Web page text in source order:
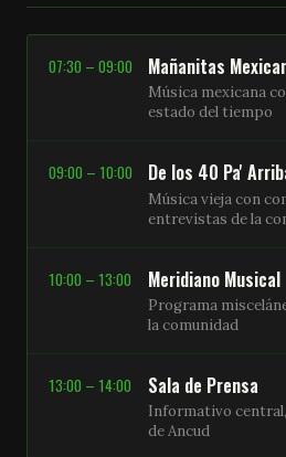
07:30 – 09:00 Mañanitas
Música mexicana
estado del tiempo
09:00 – 10:00 De los 40 Pa'
Música vieja con
entrevistas de la
10:00 – 13:00 Meridiano Musical
Programa
la comunidad
13:00 – 14:00 Sala de Prensa
Informativo
de Ancud